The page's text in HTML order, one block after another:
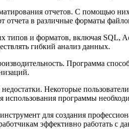
отчетов. С помощью
в различные форматы
типов и форматов, включая
гибкий анализ данных.
Программа
Некоторые
программы
для создания
эффективно работать